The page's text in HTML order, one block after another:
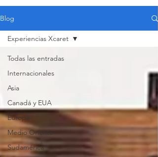
Blog
Todas las entradas
Internacionales
Asia
Canadá y EUA
Europa
Medio Oriente
Sudamérica
Experiencias Xcaret